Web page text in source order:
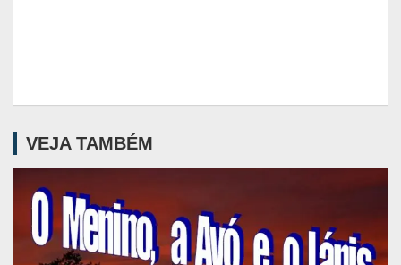
VEJA TAMBÉM